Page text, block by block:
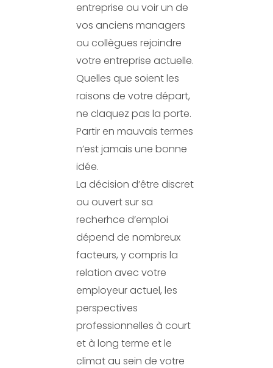
entreprise ou voir un de
vos anciens managers
ou collègues rejoindre
votre entreprise actuelle.
Quelles que soient les
raisons de votre départ,
ne claquez pas la porte.
Partir en mauvais termes
n’est jamais une bonne
idée.
La décision d’être discret
ou ouvert sur sa
recherhce d’emploi
dépend de nombreux
facteurs, y compris la
relation avec votre
employeur actuel, les
perspectives
professionnelles à court
et à long terme et le
climat au sein de votre